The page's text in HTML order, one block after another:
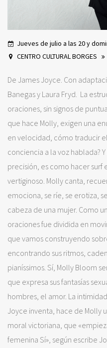
Jueves de julio a las 20 y
CENTRO CULTURAL BORGES
De James Joyce. Con
Banegas y Laura Fryd. La
oraciones, sin signos de
que hace Molly, exigen una
en velocidad, cómo traducir
conciencia a la voz hablada?
precisión, es como hacer surf
vertiginoso. Molly canta,
emociona, se ríe, se erotiza,
cabeza de una mujer. Como
oraciones fue dividida en
que vamos construyendo
encontrando sus ritmos,
pianíssimos. Sí, Molly Bloom
que expresa sus fantasías
hombres, el amor. La
Joyce inventa, hace de Molly
moral victoriana, que
femenina Sí», según escribe